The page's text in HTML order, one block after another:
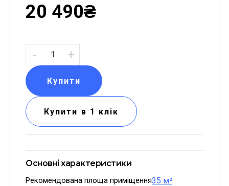
20 490₴
- +
Купити
Купити в 1 клік
Основні характеристики
Рекомендована площа приміщення35 м²